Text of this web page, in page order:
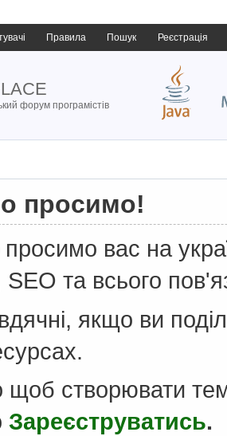
Правила Пошук Реєстрація
форум програмістів
просимо!
вас на
SEO та всього
якщо ви
щоб створювати
Зареєструватись.